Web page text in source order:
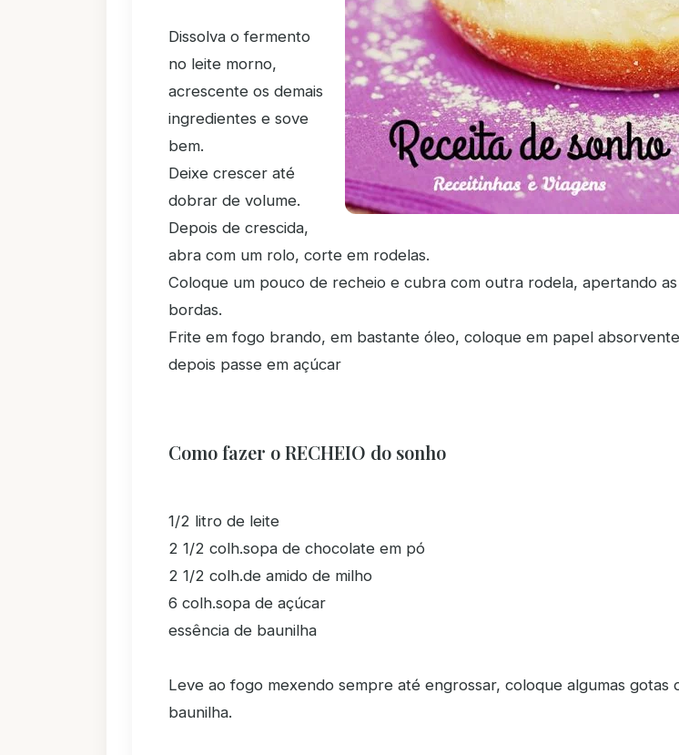
Dissolva o fermento
no leite morno,
acrescente os demais
ingredientes e sove
bem.
Deixe crescer até
dobrar de volume.
Depois de crescida,
abra com um rolo, corte em rodelas.
Coloque um pouco de recheio e cubra com outra rodela, apertando as
bordas.
Frite em fogo brando, em bastante óleo, coloque em papel
depois passe em açúcar
Como fazer o RECHEIO do sonho
1/2 litro de leite
2 1/2 colh.sopa de chocolate em pó
2 1/2 colh.de amido de milho
6 colh.sopa de açúcar
essência de baunilha
Leve ao fogo mexendo sempre até engrossar, coloque algumas gotas
baunilha.